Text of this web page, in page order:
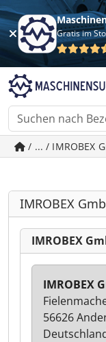
Gratis im
/ ... / IMROBEX
IMROBEX
IMROBEX
IMROBEX
56626